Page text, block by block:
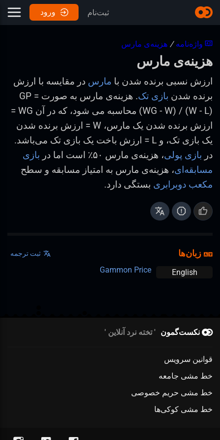
ثبت‌نام ورود
واژه‌نامه / هزینه‌ی مارس
هزینه‌ی مارس
ارزش نسبی برنده شدن با مارس در مقایسه با ارزش
برنده شدن بازی تک
. هزینه‌ی مارس به صورت GP =
(WG - W) / (W - L) محاسبه می شود، که در آن WG =
ارزش برنده شدن یک مارس، W = ارزش برنده شدن
یک بازی تک، و L = ارزش باخت یک بازی تک می‌باشد.
در بازی پولی، هزینه‌ی مارس ۵۰٪ است اما در
بازی
مسابقه‌ای، هزینه‌ی مارس به امتیاز مسابقه و سطح
مکعب دوبرابری بستگی دارد.
زبان‌ها ثبت ترجمه
English
Gammon Price
نکست‌گمون تخته نرد آنلاین
قوانین سرویس
خط مشی جامعه
خط مشی حریم خصوصی
خط مشی کوکی‌ها